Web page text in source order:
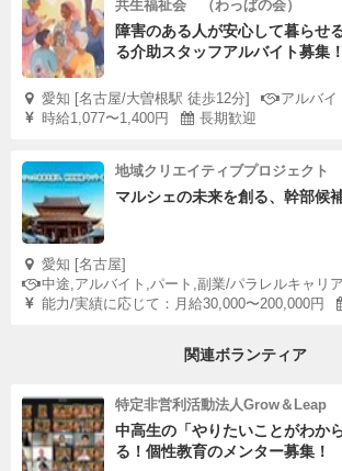
共生福祉会 （わっぱの会）
障害のある人が安心して暮らせ
る介助スタッフアルバイト募集！
愛知 [名古屋/大曽根駅 徒歩12分]
アルバイ
時給1,077〜1,400円
長期歓迎
地域クリエイティブプロジェクト
マルシェの未来を創る、幹部候
愛知 [名古屋]
中途,アルバイト,パート,副業/パラレルキャリア
能力/実績に応じて：月給30,000〜200,000円
関連ボランティア
特定非営利活動法人Grow＆Leap
中高生の「やりたいことがわか
る！個性教育のメンター募集！